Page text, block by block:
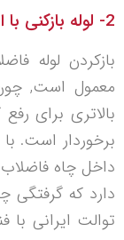
2- لوله بازکنی با استفاده از فنر چاه
بازکردن لوله
معمول است,
بالاتری برای
برخوردار است. با
داخل چاه
دارد که گرفتگی
توالت ایرانی با